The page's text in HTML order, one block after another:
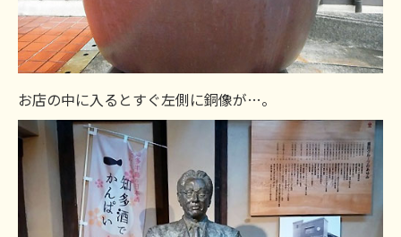
お店の中に入るとすぐ左側に銅像が…。